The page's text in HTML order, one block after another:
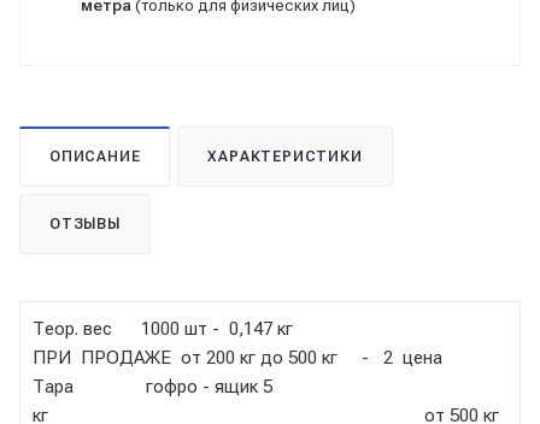
метра (только для физических лиц)
ОПИСАНИЕ ХАРАКТЕРИСТИКИ
ОТЗЫВЫ
Теор. вес 1000 шт - 0,147 кг
ПРИ ПРОДАЖЕ от 200 кг до 500 кг - 2 цена
Тара гофро - ящик 5
кг от 500 кг